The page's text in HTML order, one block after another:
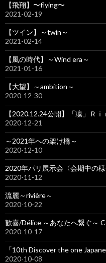
【飛翔】〜flying〜
2021-02-19
【ツイン】～twin～
2021-02-14
【風の時代】～Wind era～
2021-01-16
【大望】～ambition～
2020-12-30
【2020.12.24公開】「凜」Ｒ
2020-12-21
～2021年への架け橋～
2020-12-10
2020年パリ展示会〈会期中の
2020-11-12
流麗～rivière～
2020-10-22
歓喜/Délice ～あなたへ繋ぐ～
2020-10-17
「10th Discover the one
2020-10-08